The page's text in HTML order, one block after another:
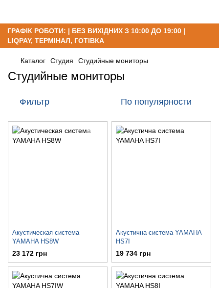
ГРАФІК РОБОТИ: | БЕЗ ВИХІДНИХ З 10:00 ДО 19:00 |
LIQPAY, ТЕРМІНАЛ, ГОТІВКА
Каталог Студия Студийные мониторы
Студийные мониторы
Фильтр По популярности
Акустическая система
YAMAHA HS8W
23 172 грн
Акустична система YAMAHA
HS7I
19 734 грн